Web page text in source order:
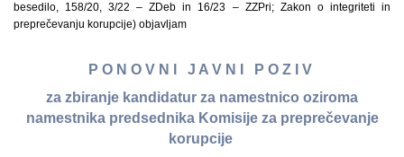
besedilo, 158/20, 3/22 – ZDeb in 16/23 – ZZPri; Zakon o integriteti in
preprečevanju korupcije) objavljam
P O N O V N I J A V N I P O Z I V
za zbiranje kandidatur za namestnico oziroma
namestnika predsednika Komisije za preprečevanje
korupcije